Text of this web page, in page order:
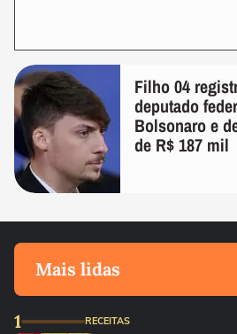
Filho 04
deputado
Bolsonaro e
de R$ 187 mil
Mais lidas
1 RECEITAS